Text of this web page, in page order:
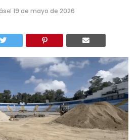
el 19 de mayo de 2026